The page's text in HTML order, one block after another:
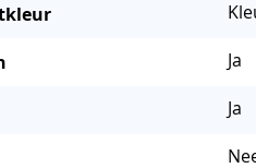
Ja
Ja